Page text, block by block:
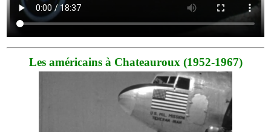
Les américains à Chateauroux (1952-1967)